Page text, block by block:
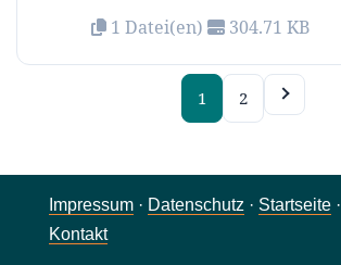
1 Datei(en) 304.71 KB
1 2
Impressum· Datenschutz · Startseite·
Kontakt